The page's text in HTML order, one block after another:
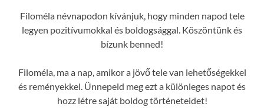
Filoméla névnapodon kívánjuk, hogy minden napod tele
legyen pozitívumokkal és boldogsággal. Köszöntünk és
bízunk benned!
Filoméla, ma a nap, amikor a jövő tele van lehetőségekkel
és reményekkel. Ünnepeld meg ezt a különleges napot és
hozz létre saját boldog történeteidet!